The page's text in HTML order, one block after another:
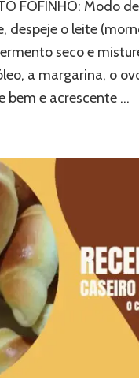
FOFINHO: Modo
despeje o leite
seco e
a margarina, o
bem e acrescente …